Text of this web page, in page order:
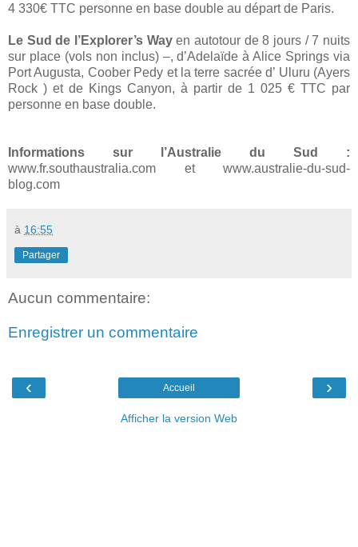
4 330€ TTC personne en base double au départ de Paris.
Le Sud de l’Explorer’s Wayen autotour de 8 jours / 7 nuits
sur place (vols non inclus) –, d’Adelaïde à Alice Springs via
Port Augusta, Coober Pedy et la terre sacrée d’ Uluru (Ayers
Rock ) et de Kings Canyon, à partir de 1 025 € TTC par
personne en base double.
Informations sur l’Australie du Sud :
www.fr.southaustralia.com et www.australie-du-sud-
blog.com
à 16:55
Partager
Aucun commentaire:
Enregistrer un commentaire
‹ ›
Accueil
Afficher la version Web